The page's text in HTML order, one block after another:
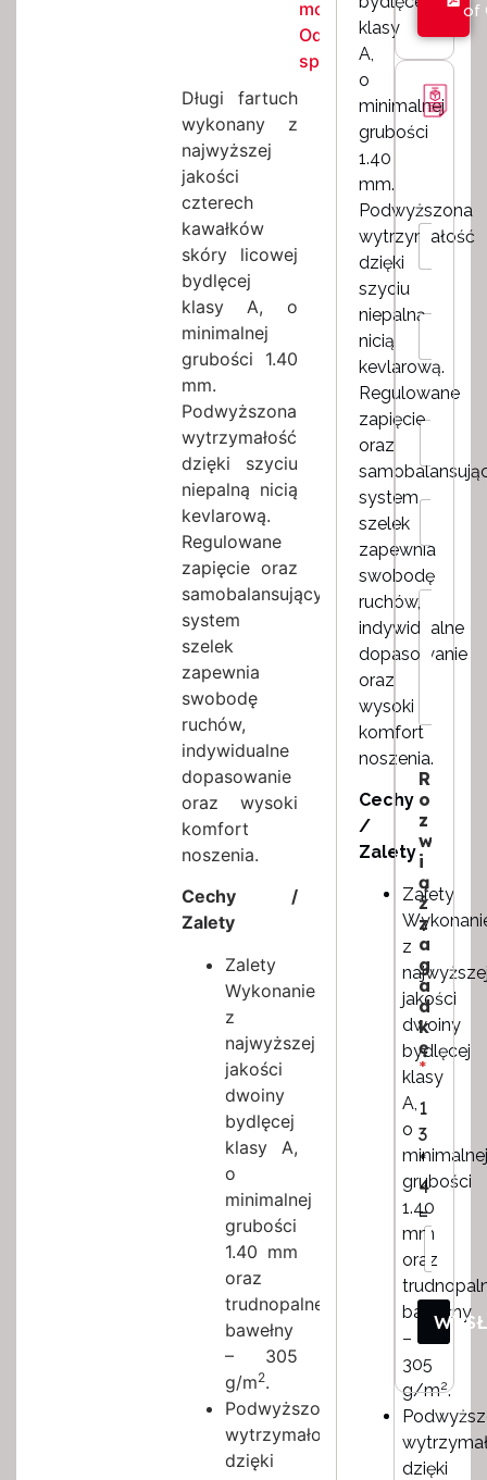
modele,
Odzież
spawalnicza
Długi fartuch
wykonany z
najwyższej
jakości
czterech
kawałków
skóry licowej
bydlęcej
klasy A, o
minimalnej
grubości 1.40
mm.
Podwyższona
wytrzymałość
dzięki szyciu
niepalną nicią
kevlarową.
Regulowane
zapięcie oraz
samobalansujący
system
szelek
zapewnia
swobodę
ruchów,
indywidualne
dopasowanie
oraz wysoki
komfort
noszenia.
Cechy /
Zalety
Zalety
Wykonanie
z
najwyższej
jakości
dwoiny
bydlęcej
klasy A,
o
minimalnej
grubości
1.40 mm
oraz
trudnopalnej
bawełny
– 305
g/m2.
Podwyższona
wytrzymałość
dzięki
klasy
A,
o
minimalnej
grubości
1.40
mm.
Podwyższona
wytrzymałość
dzięki
szyciu
niepalną
nicią
kevlarową.
Regulowane
zapięcie
oraz
system
szelek
zapewnia
swobodę
ruchów,
indywidualne
dopasowanie
oraz
wysoki
komfort
noszenia.
Cechy
/
Zalety
Zalety
z
jakości
dwoiny
bydlęcej
klasy
A,
o
minimalnej
grubości
1.40
mm
oraz
bawełny
–
305
g/m2.
dzięki
of
I
i
N
z
w
i
s
o
*
E
a
i
l
*
z
g
d
o
z
m
i
a
r
m
i
a
r
R
z
r
*
I
o
ś
ć
*
W
i
a
d
o
s
c
*
R
o
z
w
i
ą
ż
z
a
g
a
d
k
ę
*
1
3
*
4
=